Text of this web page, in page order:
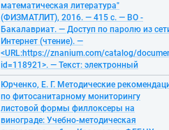
математическая литература"
(ФИЗМАТЛИТ), 2016. — 415 с. — ВО -
Бакалавриат. — Доступ по паролю из
Интернет (чтение). —
<URL:https://znanium.com/catalog/
id=118921>. — Текст: электронный
Юрченко, Е. Г. Методические
по фитосанитарному мониторингу
листовой формы филлоксеры на
винограде: Учебно-методическая